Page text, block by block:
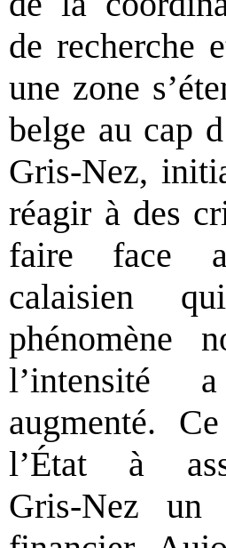
de recherche
une zone
belge au cap
Gris‑Nez,
réagir à des
faire face
calaisien
phénomène
l’intensité a
augmenté.
l’État à
Gris‑Nez